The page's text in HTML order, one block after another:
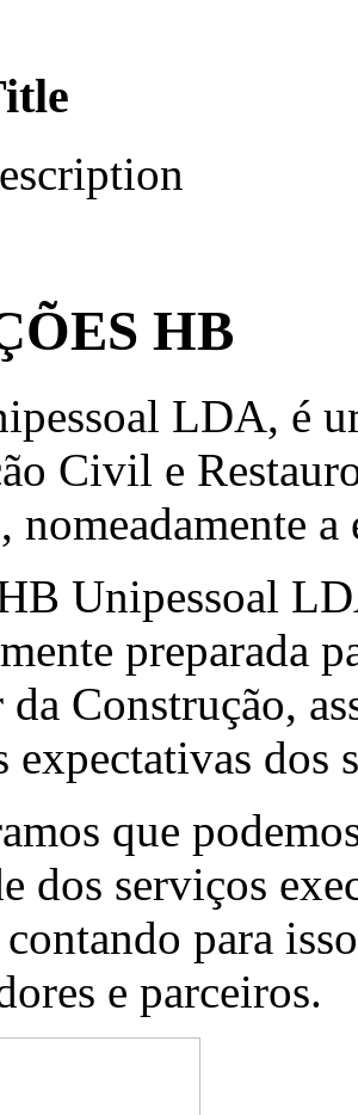
HB
LDA, é
Civil e
nomeadamente
Unipessoal
preparada
da Construção,
expectativas dos
que
dos serviços
para
e parceiros.